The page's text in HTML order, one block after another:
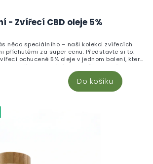
- Zvířecí CBD oleje 5%
Do košíku
něco speciálního – naši kolekci zvířecích
příchutěmi za super cenu. Představte si to:
ochucené 5% oleje v jednom balení, které
vašeho domácího mazlíčka. Dopřejte
výborné slaniny, šťavnatého roastbeefu,
lahodné kuřete. Tyto výjimečné oleje najdete
a objednejte na našem webu nebo